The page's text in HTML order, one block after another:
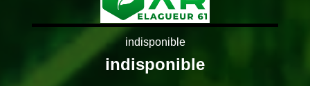
indisponible
indisponible